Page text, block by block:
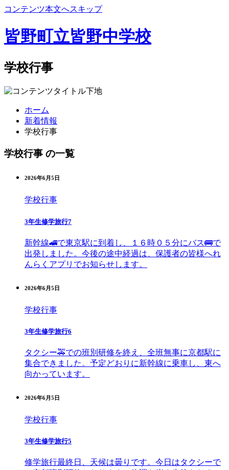
コンテンツ本文へスキップ
皆野町立皆野中学校
学校行事
ホーム
新着情報
学校行事
学校行事 の一覧
2026年6月5日
学校行事
3年生修学旅行7
新幹線🚄で東京駅に到着し、１６時０５分にバス🚌で
出発しました。今後の途中経過は、保護者の皆様へれ
んらくアプリでお知らせします。
2026年6月5日
学校行事
3年生修学旅行6
タクシー🚕での班別研修を終え、全班無事に京都駅に
集合できました。予定どおりに新幹線に乗車し、東へ
向かっています。
2026年6月5日
学校行事
3年生修学旅行5
修学旅行最終日、天候は曇りです。今日はタクシーで